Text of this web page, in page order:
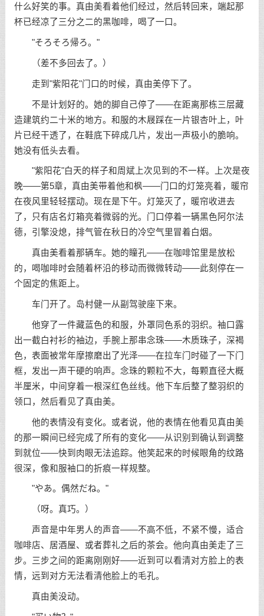
什么好笑的事。真由美看着他们经过，然后转回来，端起那
杯已经凉了三分之二的黑咖啡，喝了一口。
"そろそろ帰ろ。"
（差不多回去了。）
走到"紫阳花"门口的时候，真由美停下了。
不是计划好的。她的脚自己停了——在距离那栋三层藏
造建筑约二十米的地方。和服的木屐踩在一片银杏叶上，叶
片已经干透了，在鞋底下碎成几片，发出一声极小的脆响。
她没有低头去看。
"紫阳花"白天的样子和周斌上次见到的不一样。上次是夜
晚——第5章，真由美带着他和枫——门口的灯笼亮着，暖帘
在夜风里轻轻摆动。现在是下午。灯笼灭了，暖帘收进去
了，只有店名灯箱亮着微弱的光。门口停着一辆黑色阿尔法
德，引擎没熄，排气管在秋日的冷空气里冒着白烟。
真由美看着那辆车。她的瞳孔——在咖啡馆里是放松
的，喝咖啡时会随着杯沿的移动而微微转动——此刻停在一
个固定的焦距上。
车门开了。岛村健一从副驾驶座下来。
他穿了一件藏蓝色的和服，外罩同色系的羽织。袖口露
出一截白衬衫的袖边，手腕上那串念珠——木质珠子，深褐
色，表面被常年摩擦磨出了光泽——在拉车门时碰了一下门
框，发出一声干硬的响声。念珠的颗粒不大，每颗直径大概
半厘米，中间穿着一根深红色丝线。他下车后整了整羽织的
领口，然后看见了真由美。
他的表情没有变化。或者说，他的表情在他看见真由美
的那一瞬间已经完成了所有的变化——从识别到确认到调整
到就位——快到肉眼无法追踪。他笑起来的时候眼角的纹路
很深，像和服袖口的折痕一样规整。
"やあ。偶然だね。"
（呀。真巧。）
声音是中年男人的声音——不高不低，不紧不慢，适合
咖啡店、居酒屋、或者葬礼之后的茶会。他向真由美走了三
步。三步之间的距离刚刚好——近到可以看清对方脸上的表
情，远到对方无法看清他脸上的毛孔。
真由美没动。